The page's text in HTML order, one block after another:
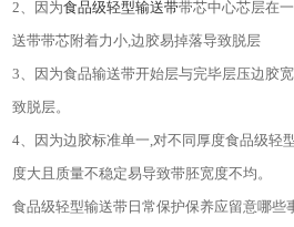
2、因为食品级轻型输送带带芯中心芯层在
送带带芯附着力小,边胶易掉落导致脱层
3、因为食品输送带开始层与完毕层压边胶
致脱层。
4、因为边胶标准单一,对不同厚度食品级轻
度大且质量不稳定易导致带胚宽度不均。
食品级轻型输送带日常保护保养应留意哪些